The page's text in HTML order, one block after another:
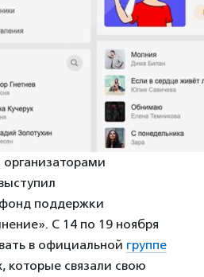
поддержки
С 14 по 19 ноября
в официальной группе
которые связали свою